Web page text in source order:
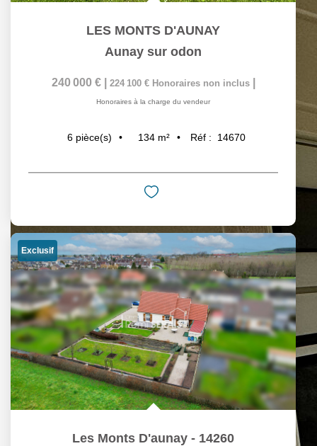
LES MONTS D'AUNAY
Aunay sur odon
240 000 € 224 100 € Honoraires non inclus
Honoraires à la charge du vendeur
6 pièce(s) 134 m² Réf : 14670
Exclusif
Les Monts D'aunay - 14260